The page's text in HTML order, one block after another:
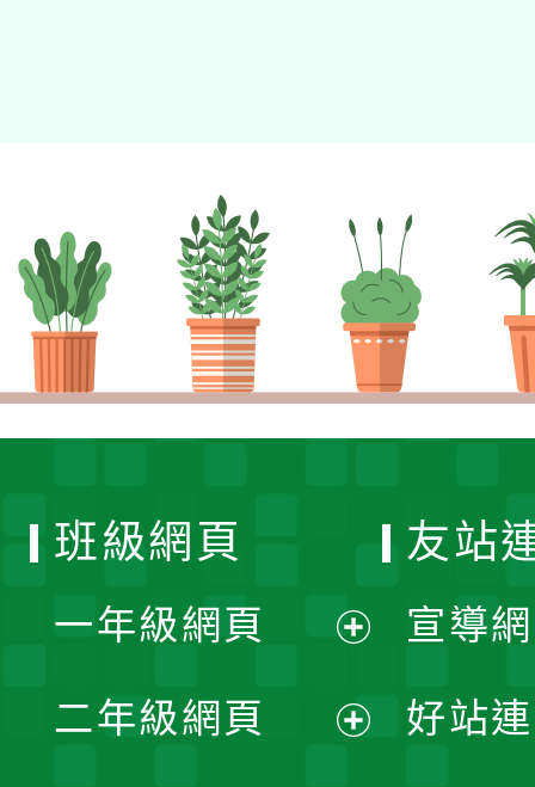
班級網頁
一年級網頁
開
二年級網頁
友站
宣導
好站